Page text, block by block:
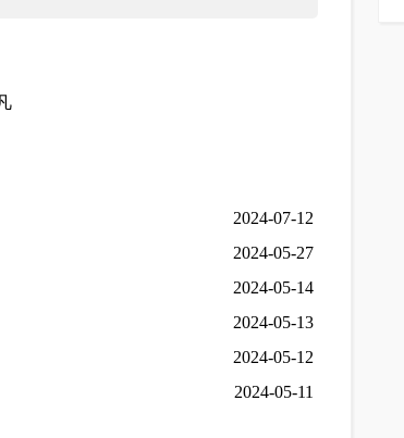
2024-07-12
2024-05-27
2024-05-14
2024-05-13
2024-05-12
2024-05-11